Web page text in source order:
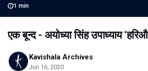
1 min
एक बून्द - अयोध्या सिंह उपाध्याय
Kavishala Archives
Jun 16, 2020